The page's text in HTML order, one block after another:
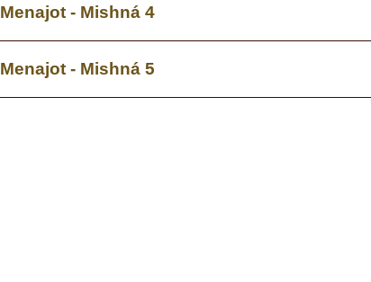
Menajot - Mishná 4
Menajot - Mishná 5